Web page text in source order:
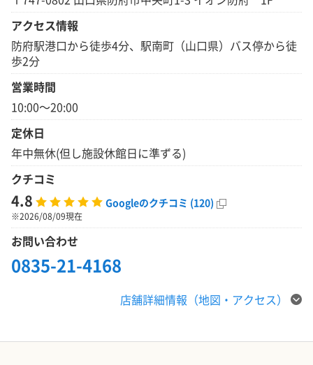
アクセス情報
防府駅港口から徒歩4分、駅南町（山口県）バス停から徒
歩2分
営業時間
10:00～20:00
定休日
年中無休(但し施設休館日に準ずる)
クチコミ
4.8 Googleのクチコミ (120)
※2026/08/09現在
お問い合わせ
0835-21-4168
店舗詳細情報（地図・アクセス）